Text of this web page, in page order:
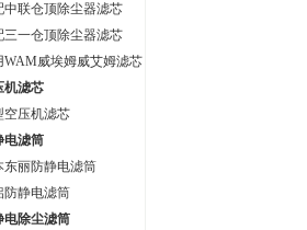
中联仓顶除尘器滤芯
三一仓顶除尘器滤芯
WAM威埃姆威艾姆滤芯
机滤芯
空压机滤芯
电滤筒
东丽防静电滤筒
防静电滤筒
电除尘滤筒